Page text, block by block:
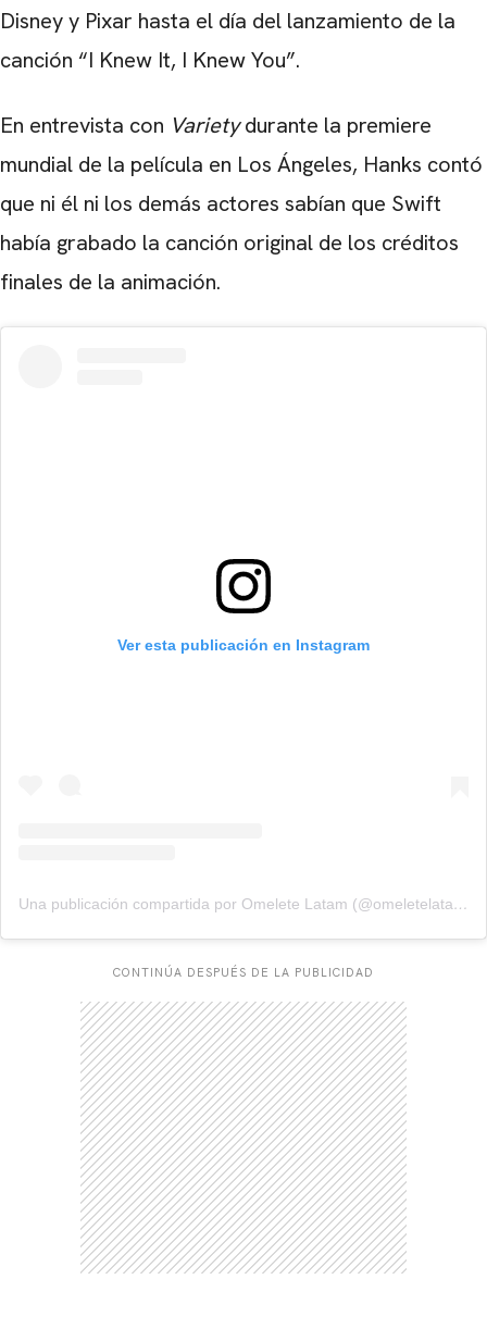
Disney y Pixar hasta el día del lanzamiento de la
canción “I Knew It, I Knew You”.
En entrevista con Varietydurante la premiere
mundial de la película en Los Ángeles, Hanks contó
que ni él ni los demás actores sabían que Swift
había grabado la canción original de los créditos
finales de la animación.
Ver esta publicación en Instagram
Una publicación compartida por Omelete Latam (@omeletelatam)
CONTINÚA DESPUÉS DE LA PUBLICIDAD